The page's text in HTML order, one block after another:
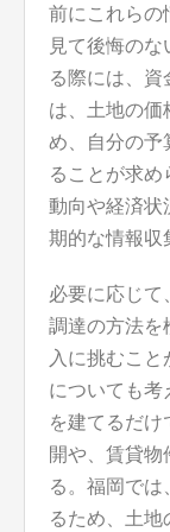
前にこれらの
見て後悔のな
る際には、
は、土地の価
め、自分の予
ることが求
動向や経済状
期的な情報収
必要に応じて
調達の方法を
入に挑むこ
についても考
を建てるだけ
開や、賃貸
る。福岡では
るため、土